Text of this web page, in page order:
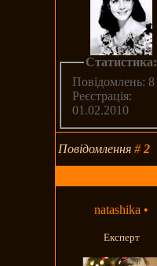
Статистика:
Повідомлень: 8
Реєстрація:
01.02.2010
Повідомлення#2
natashika •
Експерт